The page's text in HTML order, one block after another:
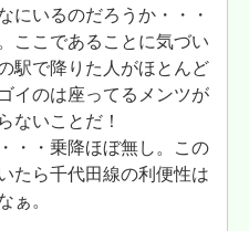
にいるのだろうか・・・
ここであることに気づい
駅で降りた人がほとんど
イのは座ってるメンツが
ないことだ！
・・乗降ほぼ無し。この
たら千代田線の利便性は
ぁ。